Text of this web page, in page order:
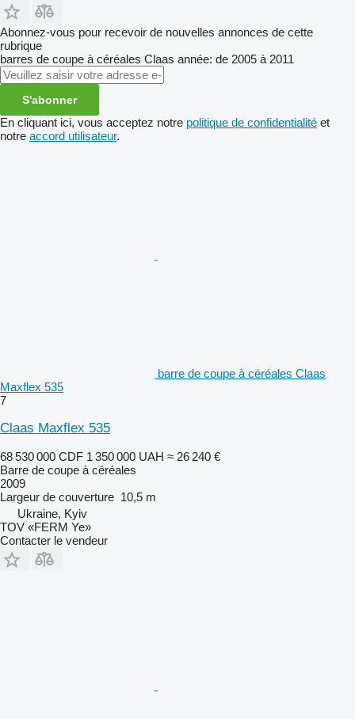
Abonnez-vous pour recevoir de nouvelles annonces de cette
rubrique
barres de coupe à céréales Claas année: de 2005 à 2011
S'abonner
En cliquant ici, vous acceptez notre politique de confidentialité et
notre accord utilisateur.
barre de coupe à céréales Claas
Maxflex 535
7
Claas Maxflex 535
68 530 000 CDF 1 350 000 UAH ≈ 26 240 €
Barre de coupe à céréales
2009
Largeur de couverture 10,5 m
Ukraine, Kyiv
TOV «FERM Ye»
Contacter le vendeur